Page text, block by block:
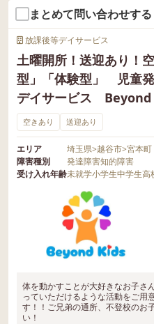
まとめて問い合わせする
放課後等デイサービス
土曜開所！送迎あり！
型」「体験型」 児童
デイサービス Beyond
空きあり 送迎あり
エリア 埼玉県>越谷市>宮本町
障害種別
発達障害知的障害
受け入れ年齢未就学小学生中学生高
体を動かすことが大好きなお子さ
っていただけるような活動をご用
す！！ご兄弟の通所、不登校のお
い！